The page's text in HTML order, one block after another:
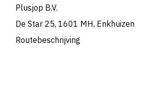
Plusjop B.V.
De Star 25, 1601 MH, Enkhuizen
Routebeschrijving